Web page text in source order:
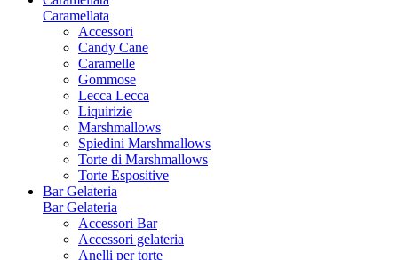
Caramellata
Accessori
Candy Cane
Caramelle
Gommose
Lecca Lecca
Liquirizie
Marshmallows
Spiedini Marshmallows
Torte di Marshmallows
Torte Espositive
Bar Gelateria
Bar Gelateria
Accessori Bar
Accessori gelateria
Anelli per torte